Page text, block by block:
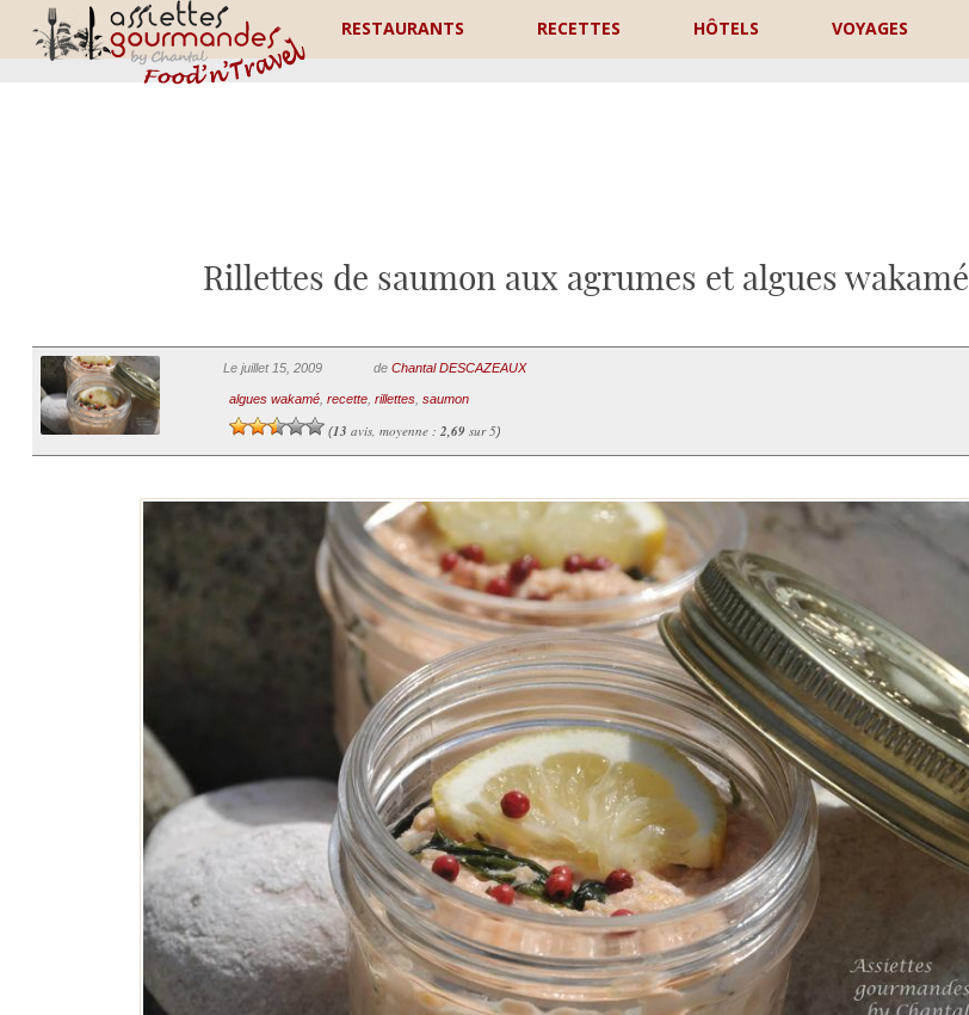
RESTAURANTS RECETTES HÔTELS VOYAGES
Rillettes de saumon aux agrumes et algues wakamé
Le juillet 15, 2009 de Chantal DESCAZEAUX
algues wakamé, recette, rillettes, saumon
(13 avis, moyenne : 2,69sur 5)